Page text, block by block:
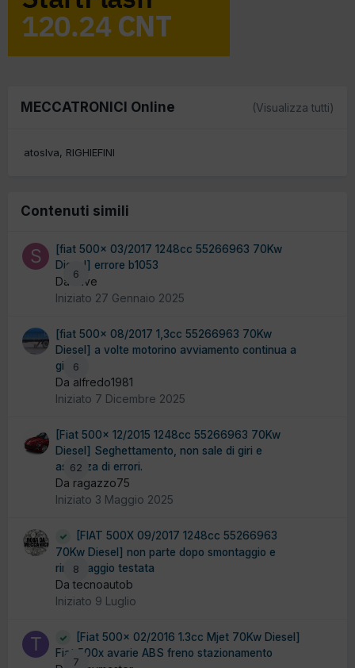
MECCATRONICI Online (Visualizza tutti)
atoslva RIGHIEFINI
Contenuti simili
6
[fiat 500x 03/2017 1248cc 55266963 70Kw
Diesel] errore b1053
Da stive
Iniziato 27 Gennaio 2025
6
[fiat 500x 08/2017 1,3cc 55266963 70Kw
Diesel] a volte motorino avviamento continua a
girare
Da alfredo1981
Iniziato 7 Dicembre 2025
62
[Fiat 500x 12/2015 1248cc 55266963 70Kw
Diesel] Seghettamento, non sale di giri e
assenza di errori.
Da ragazzo75
Iniziato 3 Maggio 2025
8
[FIAT 500X 09/2017 1248cc 55266963
70Kw Diesel] non parte dopo smontaggio e
rimontaggio testata
Da tecnoautob
Iniziato 9 Luglio
7
[Fiat 500x 02/2016 1.3cc Mjet 70Kw Diesel]
Fiat 500x avarie ABS freno stazionamento